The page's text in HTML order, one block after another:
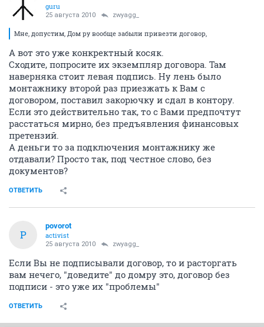
guru
25 августа 2010 zwyagg_
Мне, допустим, Дом ру вообще забыли привезти договор,
А вот это уже конкректный косяк.
Сходите, попросите их экземпляр договора. Там
наверняка стоит левая подпись. Ну лень было
монтажнику второй раз приезжать к Вам с
договором, поставил закорючку и сдал в контору.
Если это действительно так, то с Вами предпочтут
расстаться мирно, без предъявления финансовых
претензий.
А деньги то за подключения монтажнику же
отдавали? Просто так, под честное слово, без
документов?
ОТВЕТИТЬ
P
povorot
activist
25 августа 2010 zwyagg_
Если Вы не подписывали договор, то и расторгать
вам нечего, "доведите" до домру это, договор без
подписи - это уже их "проблемы"
ОТВЕТИТЬ